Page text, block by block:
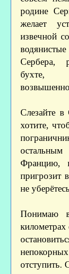
родине
желает
извечной
Сербера,
бухте,
Слезайте в
хотите,
Францию,
пригрозит
не
Понимаю
отступить.